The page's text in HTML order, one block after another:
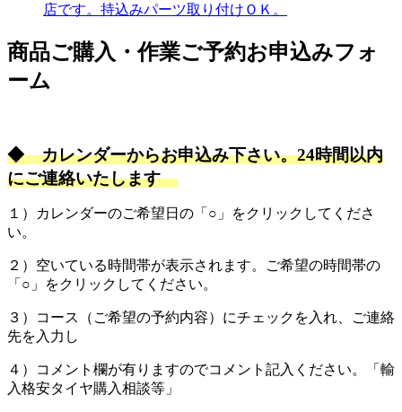
店です。持込みパーツ取り付けＯＫ。
商品ご購入・作業ご予約お申込みフォ
ーム
◆ カレンダーからお申込み下さい。24時間以内
にご連絡いたします
１）カレンダーのご希望日の「○」をクリックしてくださ
い。
２）空いている時間帯が表示されます。ご希望の時間帯の
「○」をクリックしてください。
３）コース（ご希望の予約内容）にチェックを入れ、ご連絡
先を入力し
４）コメント欄が有りますのでコメント記入ください。「輸
入格安タイヤ購入相談等」